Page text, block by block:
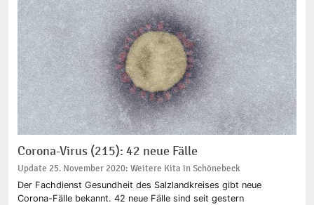
Corona-Virus (215): 42 neue Fälle
Update 25. November 2020: Weitere Kita in Schönebeck
Der Fachdienst Gesundheit des Salzlandkreises gibt neue
Corona-Fälle bekannt. 42 neue Fälle sind seit gestern